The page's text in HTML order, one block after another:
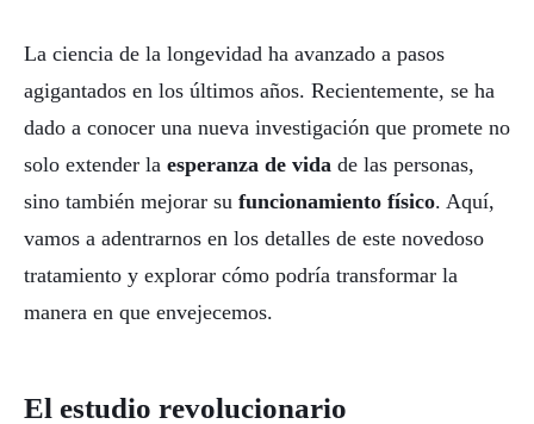
La ciencia de la longevidad ha avanzado a pasos
agigantados en los últimos años. Recientemente, se ha
dado a conocer una nueva investigación que promete no
solo extender la esperanza de vida de las personas,
sino también mejorar su funcionamiento físico. Aquí,
vamos a adentrarnos en los detalles de este novedoso
tratamiento y explorar cómo podría transformar la
manera en que envejecemos.
El estudio revolucionario